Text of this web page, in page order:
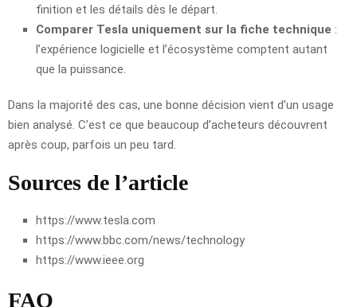
finition et les détails dès le départ.
Comparer Tesla uniquement sur la fiche technique :
l’expérience logicielle et l’écosystème comptent autant
que la puissance.
Dans la majorité des cas, une bonne décision vient d’un usage
bien analysé. C’est ce que beaucoup d’acheteurs découvrent
après coup, parfois un peu tard.
Sources de l’article
https://www.tesla.com
https://www.bbc.com/news/technology
https://www.ieee.org
FAQ